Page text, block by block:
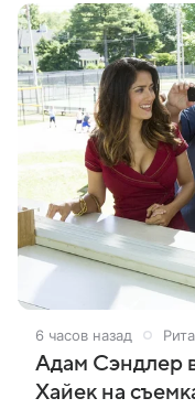
6 часов назад
Адам Сэндлер
Хайек на